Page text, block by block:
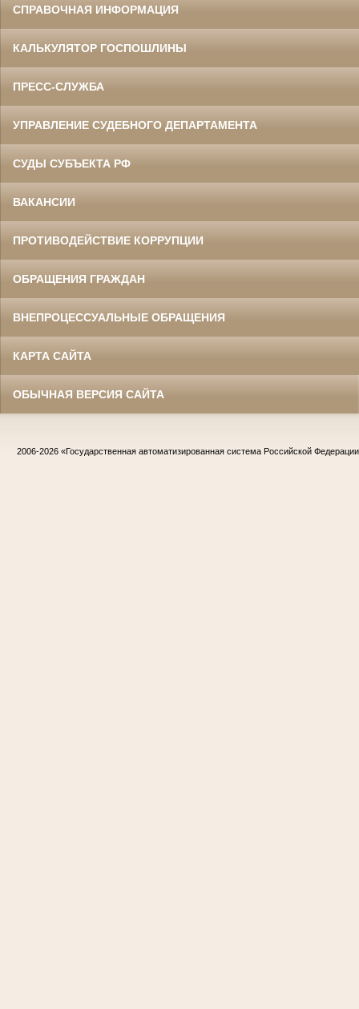
СПРАВОЧНАЯ ИНФОРМАЦИЯ
КАЛЬКУЛЯТОР ГОСПОШЛИНЫ
ПРЕСС-СЛУЖБА
УПРАВЛЕНИЕ СУДЕБНОГО ДЕПАРТАМЕНТА
СУДЫ СУБЪЕКТА РФ
ВАКАНСИИ
ПРОТИВОДЕЙСТВИЕ КОРРУПЦИИ
ОБРАЩЕНИЯ ГРАЖДАН
ВНЕПРОЦЕССУАЛЬНЫЕ ОБРАЩЕНИЯ
КАРТА САЙТА
ОБЫЧНАЯ ВЕРСИЯ САЙТА
2006-2026 «Государственная автоматизированная система Российской